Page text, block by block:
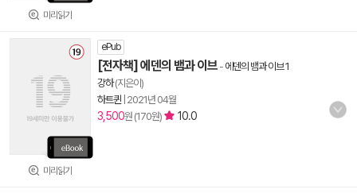
미리읽기
미리읽기
ePub
[전자책] 에덴의 뱀과 이브 - 에덴의 뱀과 이브 1
강하(지은이)
하트퀸 2021년 04월
3,500원 (170원) 10.0